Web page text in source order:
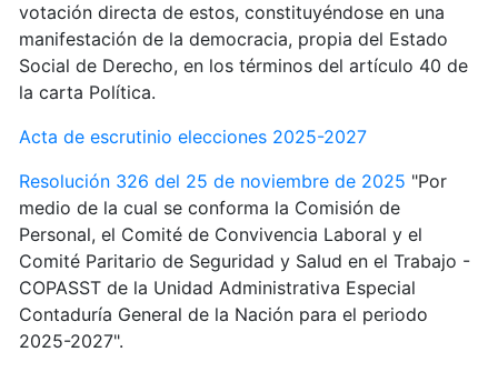
votación directa de estos, constituyéndose en una
manifestación de la democracia, propia del Estado
Social de Derecho, en los términos del artículo 40 de
la carta Política.
Acta de escrutinio elecciones 2025-2027
Resolución 326 del 25 de noviembre de 2025 "Por
medio de la cual se conforma la Comisión de
Personal, el Comité de Convivencia Laboral y el
Comité Paritario de Seguridad y Salud en el Trabajo -
COPASST de la Unidad Administrativa Especial
Contaduría General de la Nación para el periodo
2025-2027".